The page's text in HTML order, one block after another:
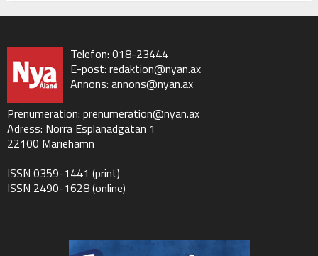
Telefon: 018-23444
E-post: redaktion@nyan.ax
Annons: annons@nyan.ax
Prenumeration: prenumeration@nyan.ax
Adress: Norra Esplanadgatan 1
22100 Mariehamn
ISSN 0359-1441 (print)
ISSN 2490-1628 (online)